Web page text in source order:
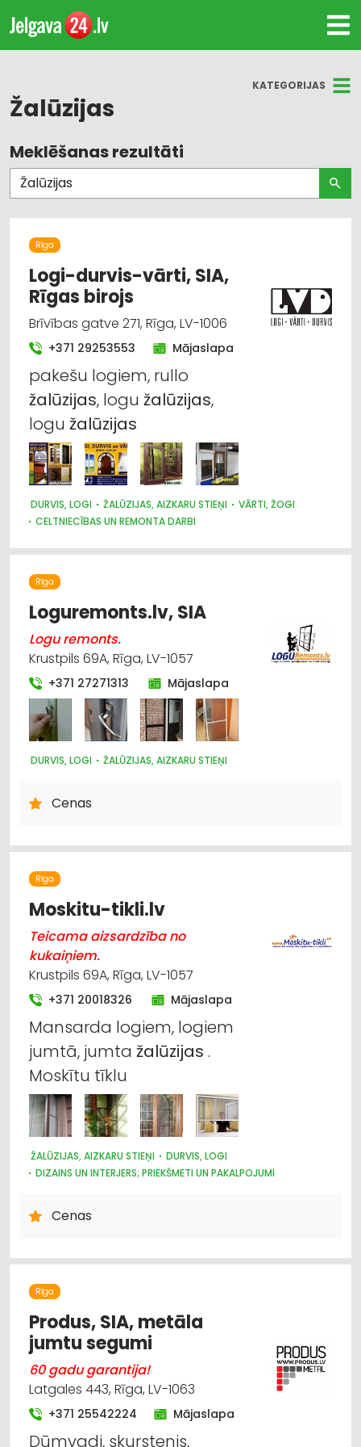
KATEGORIJAS
Žalūzijas
Visas nozares
Žalūzijas, aizkaru stieņi
Durvis, logi
Audumu un aizkaru tirdzniecība
Mēbeļu tirdzniecība
Suvenīri, dāvanas
Apgaismes tehnikas tirdzniecība
Celtniecības un remonta darbi
Markīzes
Meklēšanas rezultāti
Rīga
Logi-durvis-vārti, SIA,
Rīgas birojs
Brīvības gatve 271, Rīga, LV-1006
+371 29253553 Mājaslapa
pakešu logiem, rullo
žalūzijas, logu žalūzijas,
logu žalūzijas
DURVIS, LOGI ŽALŪZIJAS, AIZKARU STIEŅI
VĀRTI, ŽOGI
CELTNIECĪBAS UN REMONTA DARBI
Rīga
Loguremonts.lv, SIA
Logu remonts.
Krustpils 69A, Rīga, LV-1057
+371 27271313 Mājaslapa
DURVIS, LOGI ŽALŪZIJAS, AIZKARU STIEŅI
Cenas
Rīga
Moskitu-tikli.lv
Teicama aizsardzība no
kukaiņiem.
Krustpils 69A, Rīga, LV-1057
+371 20018326 Mājaslapa
Mansarda logiem, logiem
jumtā, jumta žalūzijas .
Moskītu tīklu
ŽALŪZIJAS, AIZKARU STIEŅI
DURVIS, LOGI
DIZAINS UN INTERJERS; PRIEKŠMETI UN PAKALPOJUMI
Cenas
Rīga
Produs, SIA, metāla
jumtu segumi
60 gadu garantija!
Latgales 443, Rīga, LV-1063
+371 25542224 Mājaslapa
Dūmvadi, skurstenis,